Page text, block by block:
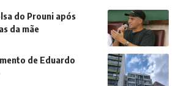
do Prouni após
da mãe
de Eduardo